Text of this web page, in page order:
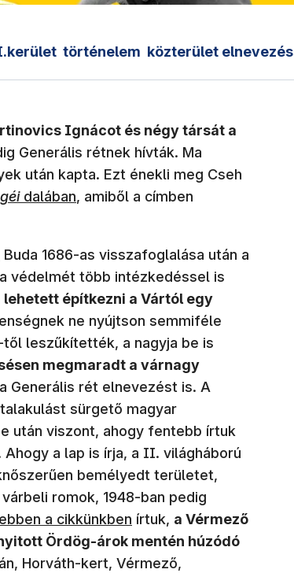
történelem közterület elnevezés
Ignácot és négy társát a
Generális rétnek hívták. Ma
után kapta. Ezt énekli meg Cseh
dalában, amiből a címben
Buda 1686-as visszafoglalása után a
védelmét több intézkedéssel is
lehetett építkezni a Vártól egy
ne nyújtson semmiféle
leszűkítették, a nagyja be is
megmaradt a várnagy
Generális rét elnevezést is. A
sürgető magyar
után viszont, ahogy fentebb írtuk
Ahogy a lap is írja, a II. világháború
bemélyedt területet,
romok, 1948-ban pedig
(új ablakban nyílik meg)
ebben a cikkünkben írtuk, a Vérmező
Ördög-árok mentén húzódó
Horváth-kert, Vérmező,